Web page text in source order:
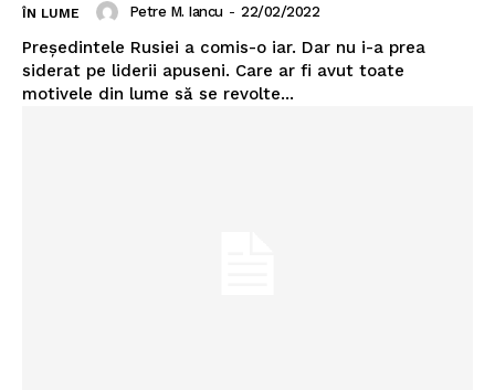
ÎN LUME Petre M. Iancu - 22/02/2022
Președintele Rusiei a comis-o iar. Dar nu i-a prea
siderat pe liderii apuseni. Care ar fi avut toate
motivele din lume să se revolte...